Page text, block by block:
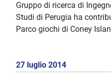
Gruppo di ricerca di
Studi di Perugia ha
Parco giochi di Coney
27 luglio 2014